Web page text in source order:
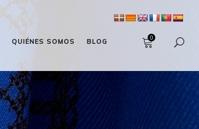
QUIÉNES SOMOS BLOG 0